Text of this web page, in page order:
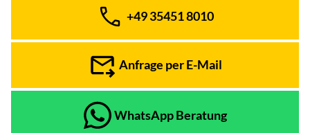
Telefon:
+49 35451 8010
Anfrage per E-Mail
WhatsApp Beratung